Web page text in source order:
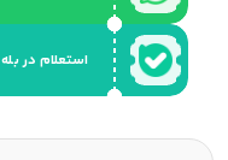
استعلام در بله